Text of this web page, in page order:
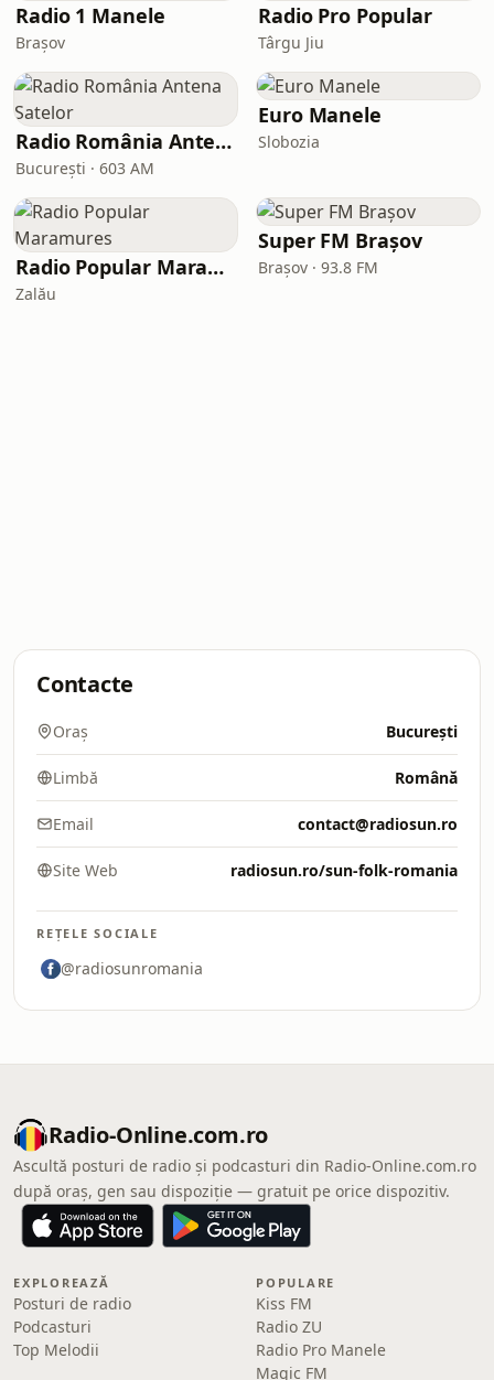
Radio 1 Manele
Brașov
Radio Pro Popular
Târgu Jiu
Radio România Antena Satelor
București · 603 AM
Euro Manele
Slobozia
Radio Popular Maramures
Zalău
Super FM Brașov
Brașov · 93.8 FM
Contacte
Oraș București
Limbă Română
Email contact@radiosun.ro
Site Web radiosun.ro/sun-folk-romania
REȚELE SOCIALE
@radiosunromania
Radio-Online.com.ro
Ascultă posturi de radio și podcasturi din Radio-Online.com.ro
după oraș, gen sau dispoziție — gratuit pe orice dispozitiv.
EXPLOREAZĂ
Posturi de radio
Podcasturi
Top Melodii
POPULARE
Kiss FM
Radio ZU
Radio Pro Manele
Magic FM